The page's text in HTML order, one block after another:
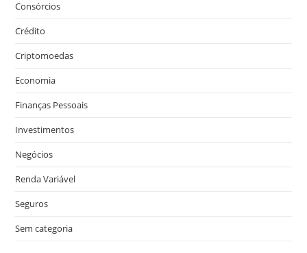
Consórcios
Crédito
Criptomoedas
Economia
Finanças Pessoais
Investimentos
Negócios
Renda Variável
Seguros
Sem categoria